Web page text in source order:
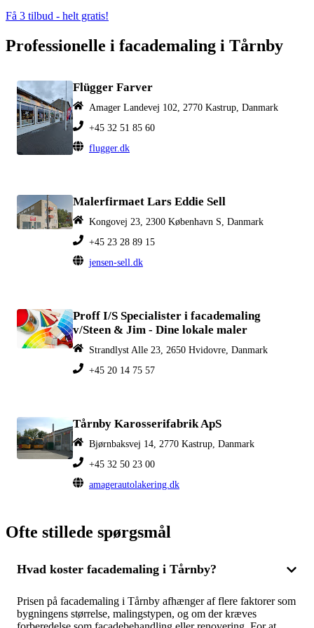
Få 3 tilbud - helt gratis!
Professionelle i facademaling i Tårnby
Flügger Farver
Amager Landevej 102, 2770 Kastrup, Danmark
+45 32 51 85 60
flugger.dk
Malerfirmaet Lars Eddie Sell
Kongovej 23, 2300 København S, Danmark
+45 23 28 89 15
jensen-sell.dk
Proff I/S Specialister i facademaling
v/Steen & Jim - Dine lokale maler
Strandlyst Alle 23, 2650 Hvidovre, Danmark
+45 20 14 75 57
Tårnby Karosserifabrik ApS
Bjørnbaksvej 14, 2770 Kastrup, Danmark
+45 32 50 23 00
amagerautolakering.dk
Ofte stillede spørgsmål
Hvad koster facademaling i Tårnby?
Prisen på facademaling i Tårnby afhænger af flere faktorer som
bygningens størrelse, malingstypen, og om der kræves